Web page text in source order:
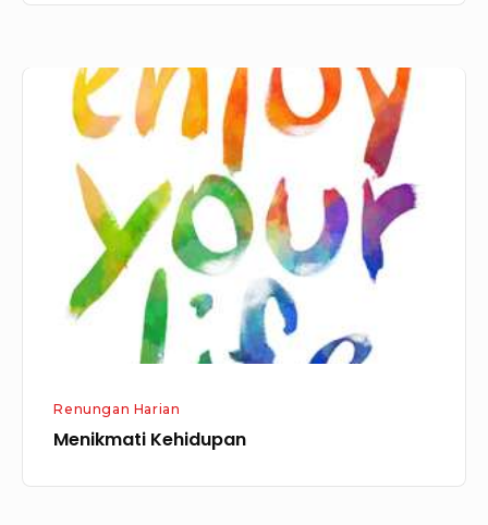
Menikmati
Kehidupan
Renungan Harian
Menikmati Kehidupan